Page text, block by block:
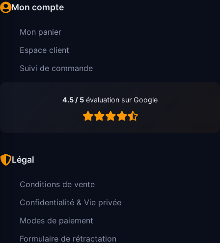
Mon compte
Mon panier
Espace client
Suivi de commande
4.5 / 5 évaluation sur Google
Légal
Conditions de vente
Confidentialité & Vie privée
Modes de paiement
Formulaire de rétractation